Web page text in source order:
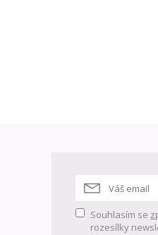
Souhlasím se
rozesílky